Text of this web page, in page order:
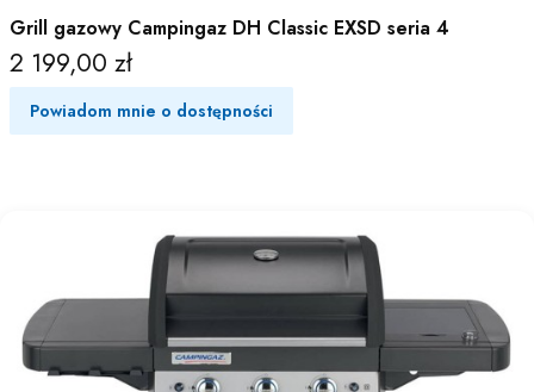
Grill gazowy Campingaz DH Classic EXSD seria 4
Cena
2 199,00 zł
Powiadom mnie o dostępności